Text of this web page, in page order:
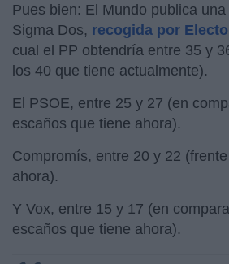
Pues bien: El Mundo publica
Sigma Dos, recogida por
cual el PP obtendría entre 35 y
los 40 que tiene actualmente).
El PSOE, entre 25 y 27 (en
escaños que tiene ahora).
Compromís, entre 20 y 22
ahora).
Y Vox, entre 15 y 17 (en
escaños que tiene ahora).